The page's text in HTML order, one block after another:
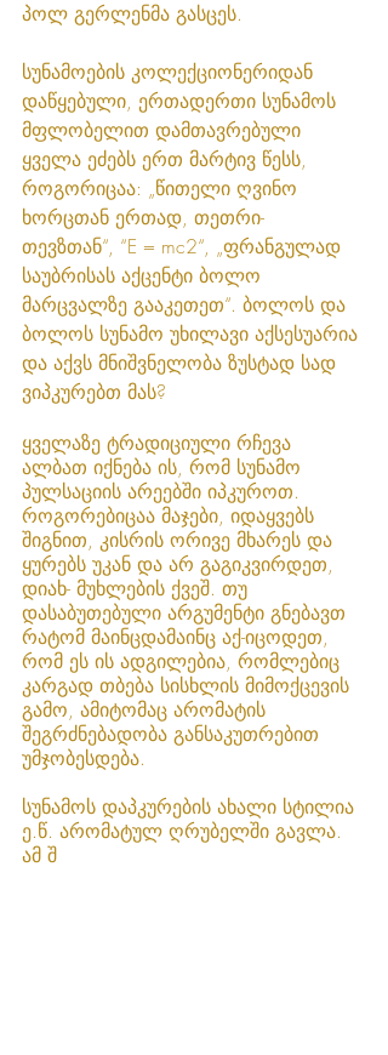
პოლ გერლენმა გასცეს.
სუნამოების კოლექციონერიდან
დაწყებული, ერთადერთი სუნამოს
მფლობელით დამთავრებული
ყველა ეძებს ერთ მარტივ წესს,
როგორიცაა: „წითელი ღვინო
ხორცთან ერთად, თეთრი-
თევზთან“, “E = mc2“, „ფრანგულად
საუბრისას აქცენტი ბოლო
მარცვალზე გააკეთეთ“. ბოლოს და
ბოლოს სუნამო უხილავი აქსესუარია
და აქვს მნიშვნელობა ზუსტად სად
ვიპკურებთ მას?
ყველაზე ტრადიციული რჩევა
ალბათ იქნება ის, რომ სუნამო
პულსაციის არეებში იპკუროთ.
როგორებიცაა მაჯები, იდაყვებს
შიგნით, კისრის ორივე მხარეს და
ყურებს უკან და არ გაგიკვირდეთ,
დიახ- მუხლების ქვეშ. თუ
დასაბუთებული არგუმენტი გნებავთ
რატომ მაინცდამაინც აქ-იცოდეთ,
რომ ეს ის ადგილებია, რომლებიც
კარგად თბება სისხლის მიმოქცევის
გამო, ამიტომაც არომატის
შეგრძნებადობა განსაკუთრებით
უმჯობესდება.
სუნამოს დაპკურების ახალი სტილია
ე.წ. არომატულ ღრუბელში გავლა.
ამ შ